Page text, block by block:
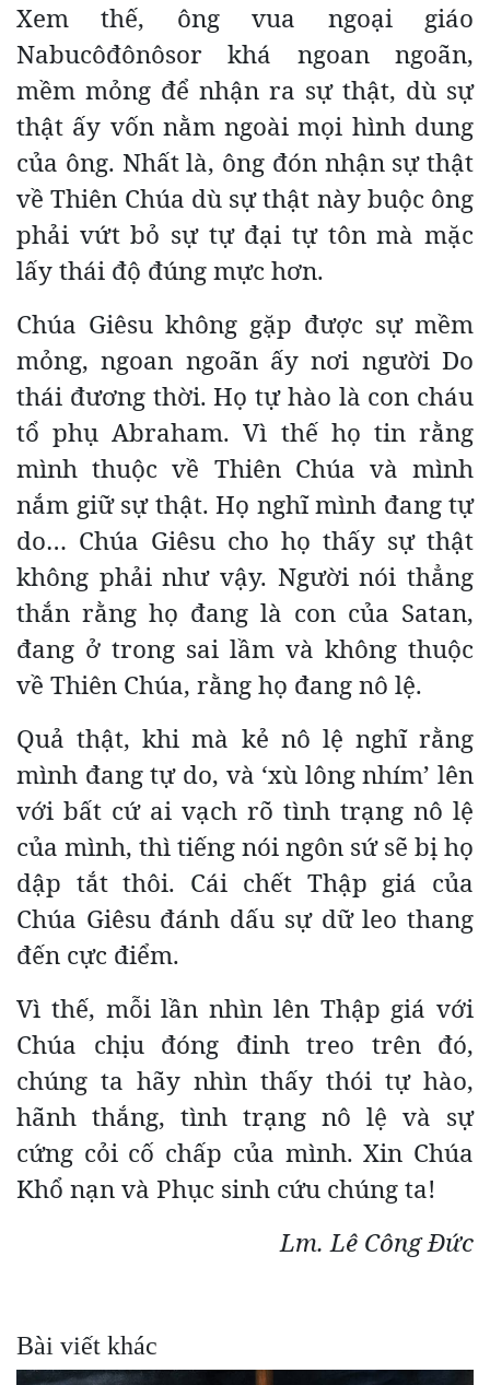
Xem thế, ông vua ngoại giáo
Nabucôđônôsor khá ngoan ngoãn,
mềm mỏng để nhận ra sự thật, dù sự
thật ấy vốn nằm ngoài mọi hình dung
của ông. Nhất là, ông đón nhận sự thật
về Thiên Chúa dù sự thật này buộc ông
phải vứt bỏ sự tự đại tự tôn mà mặc
lấy thái độ đúng mực hơn.
Chúa Giêsu không gặp được sự mềm
mỏng, ngoan ngoãn ấy nơi người Do
thái đương thời. Họ tự hào là con cháu
tổ phụ Abraham. Vì thế họ tin rằng
mình thuộc về Thiên Chúa và mình
nắm giữ sự thật. Họ nghĩ mình đang tự
do… Chúa Giêsu cho họ thấy sự thật
không phải như vậy. Người nói thẳng
thắn rằng họ đang là con của Satan,
đang ở trong sai lầm và không thuộc
về Thiên Chúa, rằng họ đang nô lệ.
Quả thật, khi mà kẻ nô lệ nghĩ rằng
mình đang tự do, và ‘xù lông nhím’ lên
với bất cứ ai vạch rõ tình trạng nô lệ
của mình, thì tiếng nói ngôn sứ sẽ bị họ
dập tắt thôi. Cái chết Thập giá của
Chúa Giêsu đánh dấu sự dữ leo thang
đến cực điểm.
Vì thế, mỗi lần nhìn lên Thập giá với
Chúa chịu đóng đinh treo trên đó,
chúng ta hãy nhìn thấy thói tự hào,
hãnh thắng, tình trạng nô lệ và sự
cứng cỏi cố chấp của mình. Xin Chúa
Khổ nạn và Phục sinh cứu chúng ta!
Lm. Lê Công Đức
Bài viết khác